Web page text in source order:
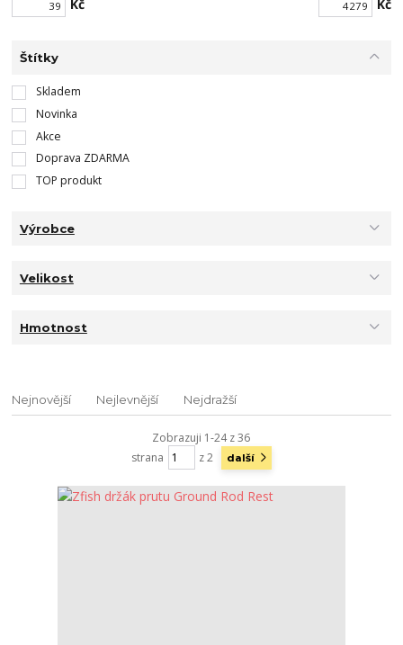
Kč Kč
Štítky
Skladem
Novinka
Akce
Doprava ZDARMA
TOP produkt
Výrobce
Velikost
Hmotnost
Nejnovější Nejlevnější Nejdražší
Zobrazuji 1-24 z 36
strana
z 2 další